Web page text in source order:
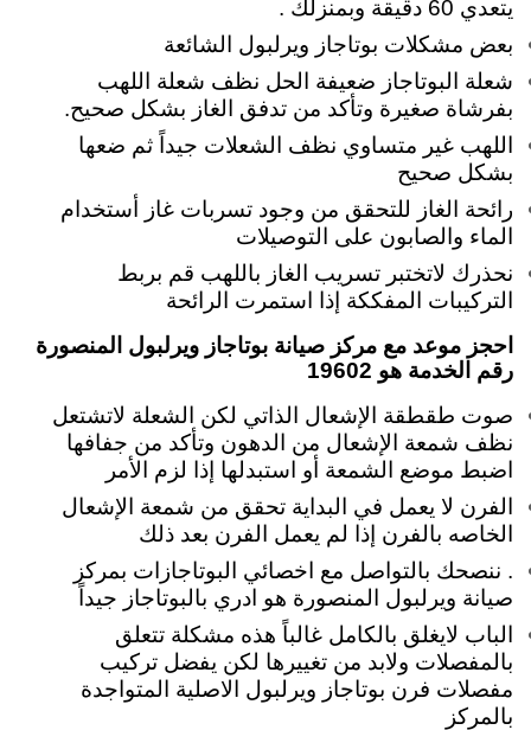
يتعدي 60 دقيقة وبمنزلك .
بعض مشكلات بوتاجاز ويرلبول الشائعة
شعلة البوتاجاز ضعيفة الحل نظف شعلة اللهب
بفرشاة صغيرة وتأكد من تدفق الغاز بشكل صحيح.
اللهب غير متساوي نظف الشعلات جيداً ثم ضعها
بشكل صحيح
رائحة الغاز للتحقق من وجود تسربات غاز أستخدام
الماء والصابون على التوصيلات
نحذرك لاتختبر تسريب الغاز باللهب قم بربط
التركيبات المفككة إذا استمرت الرائحة
احجز موعد مع مركز صيانة بوتاجاز ويرلبول المنصورة
رقم الخدمة هو 19602
صوت طقطقة الإشعال الذاتي لكن الشعلة لاتشتعل
نظف شمعة الإشعال من الدهون وتأكد من جفافها
اضبط موضع الشمعة أو استبدلها إذا لزم الأمر
الفرن لا يعمل في البداية تحقق من شمعة الإشعال
الخاصه بالفرن إذا لم يعمل الفرن بعد ذلك
. ننصحك بالتواصل مع اخصائي البوتاجازات بمركز
صيانة ويرلبول المنصورة هو ادري بالبوتاجاز جيداً
الباب لايغلق بالكامل غالباً هذه مشكلة تتعلق
بالمفصلات ولابد من تغييرها لكن يفضل تركيب
مفصلات فرن بوتاجاز ويرلبول الاصلية المتواجدة
بالمركز